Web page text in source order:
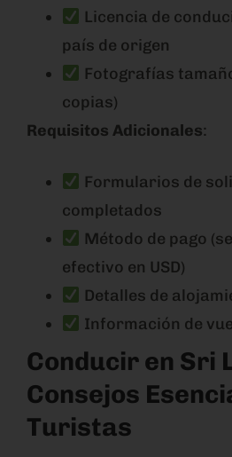
Licencia de
país de origen
Fotografías
copias)
Requisitos Adicionales:
Formularios de
completados
Método de pago
efectivo en USD)
Detalles de
Información de
Conducir en Sri
Consejos
Turistas